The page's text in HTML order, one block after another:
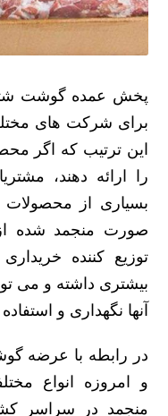
پخش عمده گوشت
برای شرکت های
این ترتیب که اگر
را ارائه دهند،
بسیاری از محصولات
صورت منجمد شده
توزیع کننده
بیشتری داشته و می
آنها نگهداری و
در رابطه با عرضه
و امروزه انواع
منجمد در سراسر